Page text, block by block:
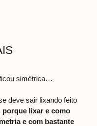
simétrica…
deve sair lixando feito
porque lixar e como
e com bastante